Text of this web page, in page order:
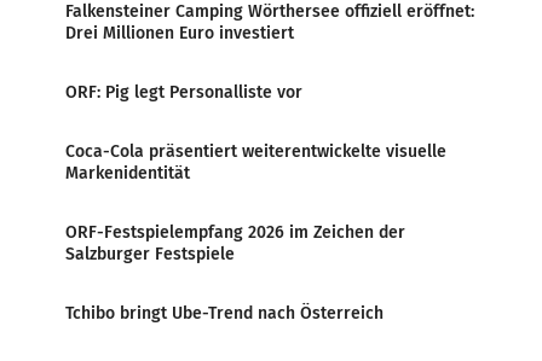
Falkensteiner Camping Wörthersee offiziell eröffnet:
Drei Millionen Euro investiert
ORF: Pig legt Personalliste vor
Coca-Cola präsentiert weiterentwickelte visuelle
Markenidentität
ORF-Festspielempfang 2026 im Zeichen der
Salzburger Festspiele
Tchibo bringt Ube-Trend nach Österreich